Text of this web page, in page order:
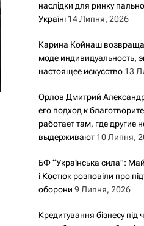
наслідки для ринку
Україні 14 Липня, 2026
Карина Койнаш
моде индивидуальность,
настоящее искусство 13
Орлов Дмитрий
его подход к
работает там, где другие
выдерживают 10 Липня,
БФ “Українська сила”:
і Костюк розповіли про
оборони 9 Липня, 2026
Кредитування бізнесу під